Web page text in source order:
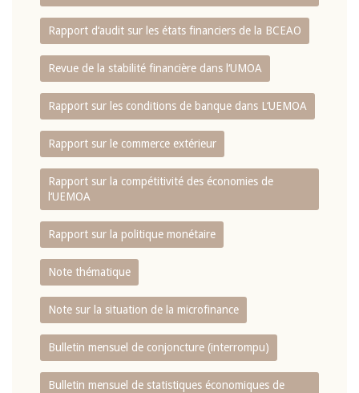
Rapport d‘audit sur les états financiers de la BCEAO
Revue de la stabilité financière dans l‘UMOA
Rapport sur les conditions de banque dans L‘UEMOA
Rapport sur le commerce extérieur
Rapport sur la compétitivité des économies de
l‘UEMOA
Rapport sur la politique monétaire
Note thématique
Note sur la situation de la microfinance
Bulletin mensuel de conjoncture (interrompu)
Bulletin mensuel de statistiques économiques de